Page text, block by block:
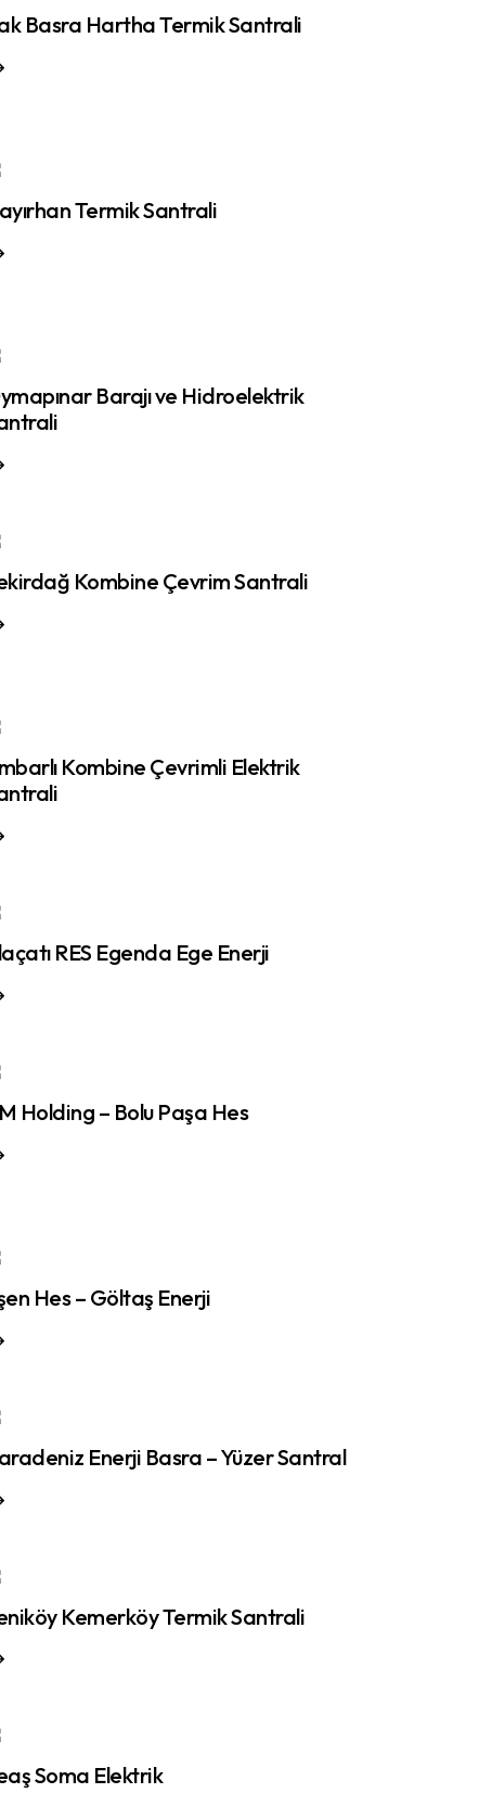
Basra Hartha Termik Santrali
Termik Santrali
Barajı ve Hidroelektrik
Kombine Çevrim Santrali
Kombine Çevrimli Elektrik
RES Egenda Ege Enerji
Holding – Bolu Paşa Hes
Hes – Göltaş Enerji
Enerji Basra – Yüzer Santral
Kemerköy Termik Santrali
Soma Elektrik